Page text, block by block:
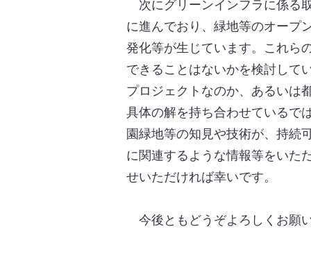
次にグリーンインフラに係る
に進んでおり、緑地等のオープ
発化等が生じています。これら
できることはないかを検討して
プロジェクトなのか、あるいは
具体の解を持ち合わせているで
園緑地等の知見や技術が、持続
に関連するような情報等をいた
せいただければ幸いです。
今後ともどうぞよろしくお願